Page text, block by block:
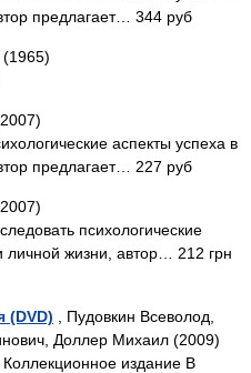
предлагает… 344 руб
(1965)
аспекты успеха в
предлагает… 227 руб
психологические
личной жизни, автор… 212 грн
(DVD) , Пудовкин Всеволод,
Доллер Михаил (2009)
издание В